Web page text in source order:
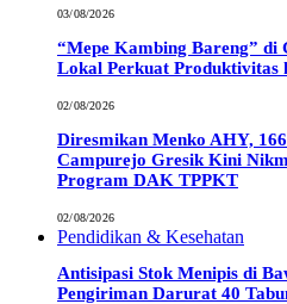
03/08/2026
“Mepe Kambing Bareng” di
Lokal Perkuat Produktivitas
02/08/2026
Diresmikan Menko AHY,
Campurejo Gresik Kini
Program DAK TPPKT
02/08/2026
Pendidikan & Kesehatan
Antisipasi Stok Menipis di
Pengiriman Darurat 40